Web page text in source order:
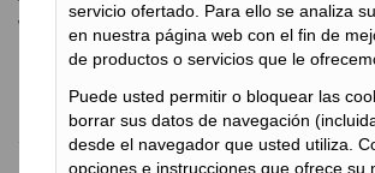
WWW.GEOPIER.COM
Soluciones GEOPIER®
TERRATEST
servicio ofertado. Para ello se analiza
en nuestra página web con el fin de
de productos o servicios que le
Puede usted permitir o bloquear las
borrar sus datos de navegación
desde el navegador que usted utiliza.
opciones e instrucciones que ofrece su